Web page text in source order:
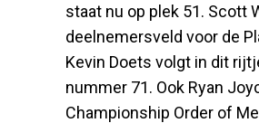
staat nu op plek 51. Scott
deelnemersveld voor de
Kevin Doets volgt in dit
nummer 71. Ook Ryan
Championship Order of